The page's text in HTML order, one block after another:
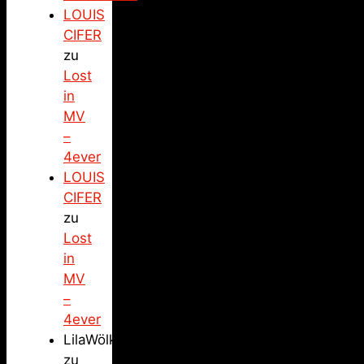
LOUIS
CIFER
zu
Lost
in
MV
–
4ever
LOUIS
CIFER
zu
Lost
in
MV
–
4ever
LilaWölkchen
zu